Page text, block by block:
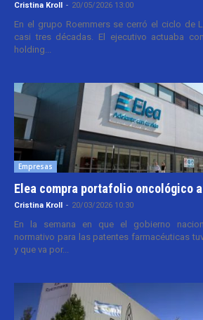
Cristina Kroll - 20/05/2026 13:00
En el grupo Roemmers se cerró el ciclo de
casi tres décadas. El ejecutivo actuaba
holding...
Empresas
Elea compra portafolio oncológico
Cristina Kroll - 20/03/2026 10:30
En la semana en que el gobierno
normativo para las patentes farmacéuticas
y que va por...